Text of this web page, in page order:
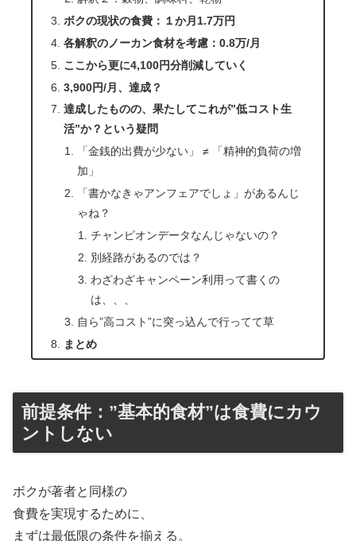
ボクの現状の食費：１か月1.7万円
各解釈のノーカン食材を考慮：0.8万/月
ここから更に4,100円分削減していく
3,900円/月、達成？
達成したものの、果たしてこれが”低コスト生
活”か？という疑問
「金銭的出費が少ない」 ≠ 「精神的負荷の増
加」
「書かなきゃアンフェアでしょ」があるんじ
ゃね？
チャンピオンデータなんじゃないの？
別経路があるのでは？
わざわざキャンペーン利用って書くの
は、、、
自ら”高コスト”に突っ込んで行ってて草
まとめ
前提条件：”基本的食材”は食費にカウ
ントしない
ボクが著者と同様の
食費を実現するために、
まずは最低限の条件を揃える。